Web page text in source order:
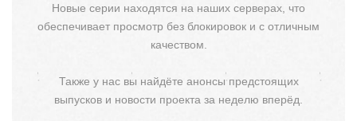
Новые серии находятся на наших серверах, что
обеспечивает просмотр без блокировок и с отличным
качеством.
Также у нас вы найдёте анонсы предстоящих
выпусков и новости проекта за неделю вперёд.